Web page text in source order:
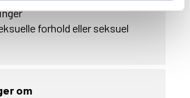
forhold eller seksuel
om